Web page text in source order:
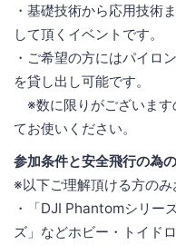
・基礎技術から応用技術
して頂くイベントです。
・ご希望の方にはパイロ
を貸し出し可能です。
※数に限りがございます
てお使いください。
参加条件と安全飛行の為
※以下ご理解頂ける方のみ
・「DJI Phantomシリー
ズ」などホビー・トイド